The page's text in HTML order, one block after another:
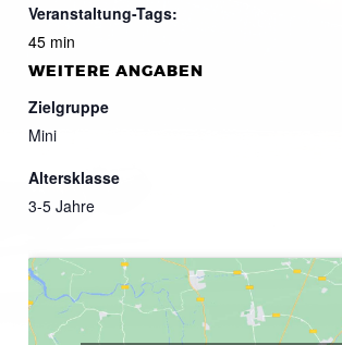
Veranstaltung-Tags:
45 min
WEITERE ANGABEN
Zielgruppe
Mini
Altersklasse
3-5 Jahre